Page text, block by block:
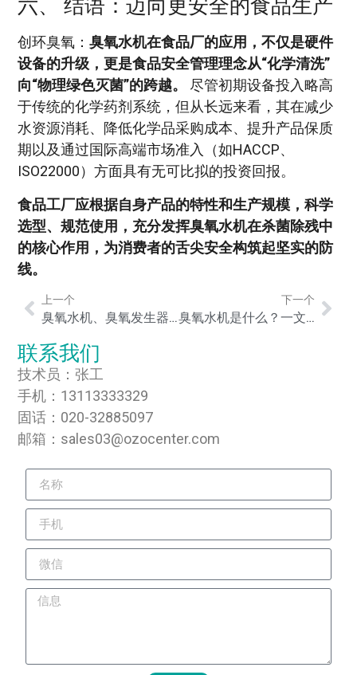
六、 结语：迈向更安全的食品生产
创环臭氧： 臭氧水机在食品厂的应用，不仅是硬件
设备的升级，更是食品安全管理理念从“化学清洗”
向“物理绿色灭菌”的跨越。
尽管初期设备投入略高
于传统的化学药剂系统，但从长远来看，其在减少
水资源消耗、降低化学品采购成本、提升产品保质
期以及通过国际高端市场准入（如HACCP、
ISO22000）方面具有无可比拟的投资回报。
食品工厂应根据自身产品的特性和生产规模，科学
选型、规范使用，充分发挥臭氧水机在杀菌除残中
的核心作用，为消费者的舌尖安全构筑起坚实的防
线。
上一个
臭氧水机、臭氧发生器与臭氧净水机有什么区别？一文看懂三者功能差异与选购指南
下一个
臭氧水机是什么？一文读懂原理、用途与安全性
联系我们
技术员：张工
手机：13113333329
固话：020-32885097
邮箱：sales03@ozocenter.com